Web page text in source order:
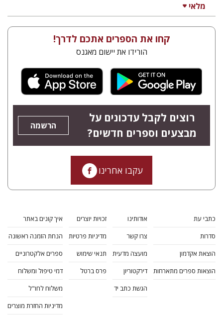
מלאי
קחו את הספרים אתכם לדרך!
הורידו את יישום מאגנס
רוצים לקבל עדכונים על
מבצעים וספרים חדשים?
הרשמה
עקבו אחרינו
כתבי עת
סדרות
הוצאת אקדמון
הוצאות ספרים מתארחות
אודותינו
צרו קשר
מועצה מדעית
דירקטוריון
הגשת כתב יד
זכויות יוצרים
מדיניות פרטיות
תנאי שימוש
פרס ברטל
איך קונים באתר
הנחת הזמנה ראשונה
ספרים אלקטרוניים
דמי טיפול ומשלוח
משלוח לחו"ל
מדיניות החזרת מוצרים